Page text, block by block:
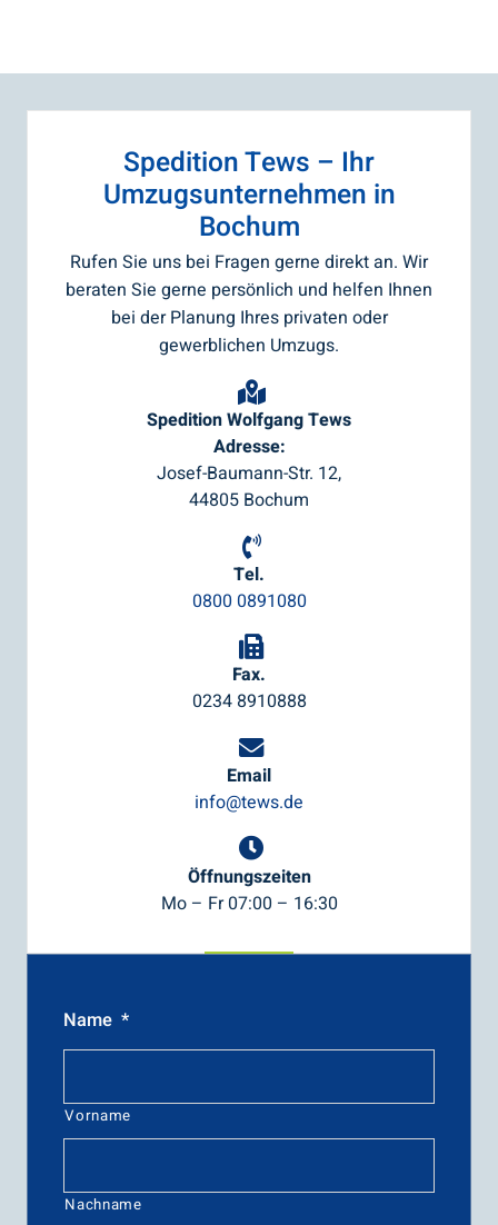
Spedition Tews – Ihr
Umzugsunternehmen in
Bochum
Rufen Sie uns bei Fragen gerne direkt an. Wir
beraten Sie gerne persönlich und helfen Ihnen
bei der Planung Ihres privaten oder
gewerblichen Umzugs.
Spedition Wolfgang Tews
Adresse:
Josef-Baumann-Str. 12,
44805 Bochum
Tel.
0800 0891080
Fax.
0234 8910888
Email
info@tews.de
Öffnungszeiten
Mo – Fr 07:00 – 16:30
Name *
Vorname
Nachname